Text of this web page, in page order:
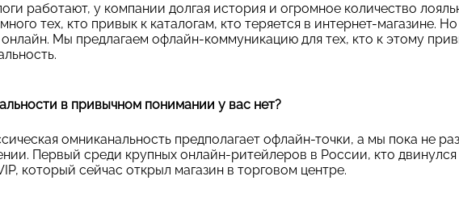
работают, у компании долгая история и огромное количество
тех, кто привык к каталогам, кто теряется в интернет-магазине.
онлайн. Мы предлагаем офлайн-коммуникацию для тех, кто к этому
в привычном понимании у вас нет?
омниканальность предполагает офлайн-точки, а мы пока не
Первый среди крупных онлайн-ритейлеров в России, кто
который сейчас открыл магазин в торговом центре.